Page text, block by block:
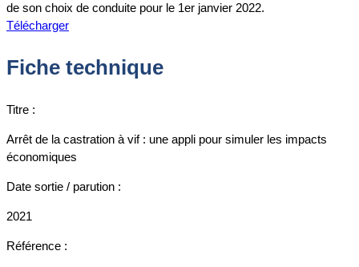
de son choix de conduite pour le 1er janvier 2022.
Télécharger
Fiche technique
Titre :
Arrêt de la castration à vif : une appli pour simuler les impacts
économiques
Date sortie / parution :
2021
Référence :